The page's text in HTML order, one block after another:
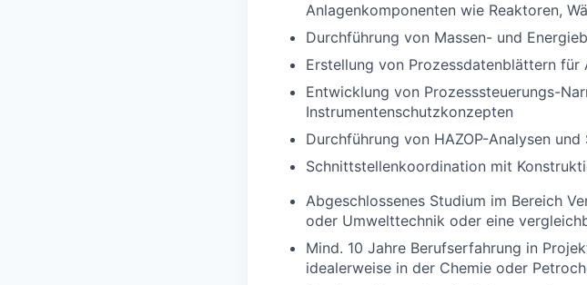
Anlagenkomponenten wie Reaktoren,
Durchführung von Massen- und
Erstellung von Prozessdatenblättern für
Entwicklung von Prozesssteuerungs-
Instrumentenschutzkonzepten
Durchführung von HAZOP-Analysen
Schnittstellenkoordination mit
Abgeschlossenes Studium im Bereich
oder Umwelttechnik oder eine
Mind. 10 Jahre Berufserfahrung in
idealerweise in der Chemie oder